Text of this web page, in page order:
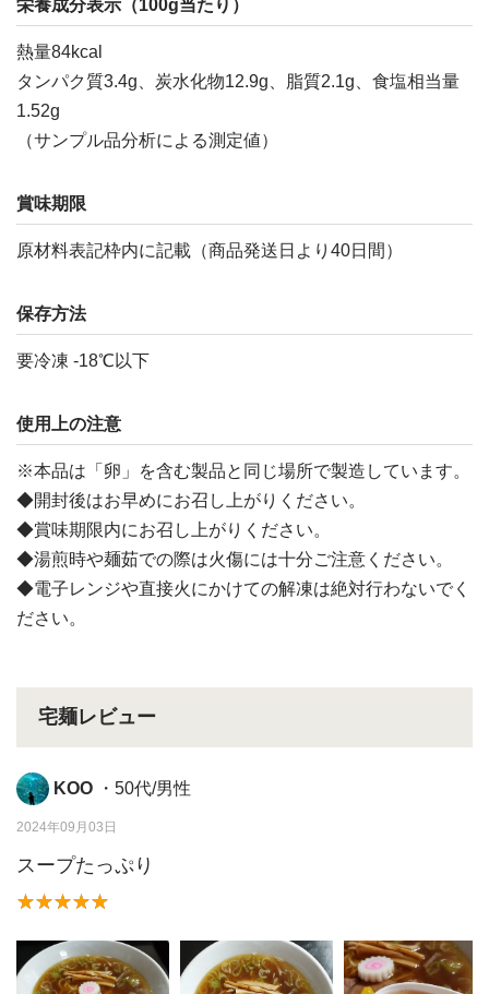
栄養成分表示（100g当たり）
熱量84kcal
タンパク質3.4g、炭水化物12.9g、脂質2.1g、食塩相当量
1.52g
（サンプル品分析による測定値）
賞味期限
原材料表記枠内に記載（商品発送日より40日間）
保存方法
要冷凍 -18℃以下
使用上の注意
※本品は「卵」を含む製品と同じ場所で製造しています。
◆開封後はお早めにお召し上がりください。
◆賞味期限内にお召し上がりください。
◆湯煎時や麺茹での際は火傷には十分ご注意ください。
◆電子レンジや直接火にかけての解凍は絶対行わないでく
ださい。
宅麺レビュー
KOO ・50代/男性
2024年09月03日
スープたっぷり